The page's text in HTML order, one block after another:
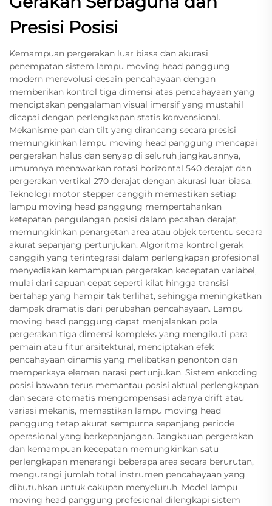
Presisi Posisi
Kemampuan pergerakan luar biasa dan akurasi
penempatan sistem lampu moving head panggung
modern merevolusi desain pencahayaan dengan
memberikan kontrol tiga dimensi atas pencahayaan yang
menciptakan pengalaman visual imersif yang mustahil
dicapai dengan perlengkapan statis konvensional.
Mekanisme pan dan tilt yang dirancang secara presisi
memungkinkan lampu moving head panggung mencapai
pergerakan halus dan senyap di seluruh jangkauannya,
umumnya menawarkan rotasi horizontal 540 derajat dan
pergerakan vertikal 270 derajat dengan akurasi luar biasa.
Teknologi motor stepper canggih memastikan setiap
lampu moving head panggung mempertahankan
ketepatan pengulangan posisi dalam pecahan derajat,
memungkinkan penargetan area atau objek tertentu secara
akurat sepanjang pertunjukan. Algoritma kontrol gerak
canggih yang terintegrasi dalam perlengkapan profesional
menyediakan kemampuan pergerakan kecepatan variabel,
mulai dari sapuan cepat seperti kilat hingga transisi
bertahap yang hampir tak terlihat, sehingga meningkatkan
dampak dramatis dari perubahan pencahayaan. Lampu
moving head panggung dapat menjalankan pola
pergerakan tiga dimensi kompleks yang mengikuti para
pemain atau fitur arsitektural, menciptakan efek
pencahayaan dinamis yang melibatkan penonton dan
memperkaya elemen narasi pertunjukan. Sistem enkoding
posisi bawaan terus memantau posisi aktual perlengkapan
dan secara otomatis mengompensasi adanya drift atau
variasi mekanis, memastikan lampu moving head
panggung tetap akurat sempurna sepanjang periode
operasional yang berkepanjangan. Jangkauan pergerakan
dan kemampuan kecepatan memungkinkan satu
perlengkapan menerangi beberapa area secara berurutan,
mengurangi jumlah total instrumen pencahayaan yang
dibutuhkan untuk cakupan menyeluruh. Model lampu
moving head panggung profesional dilengkapi sistem